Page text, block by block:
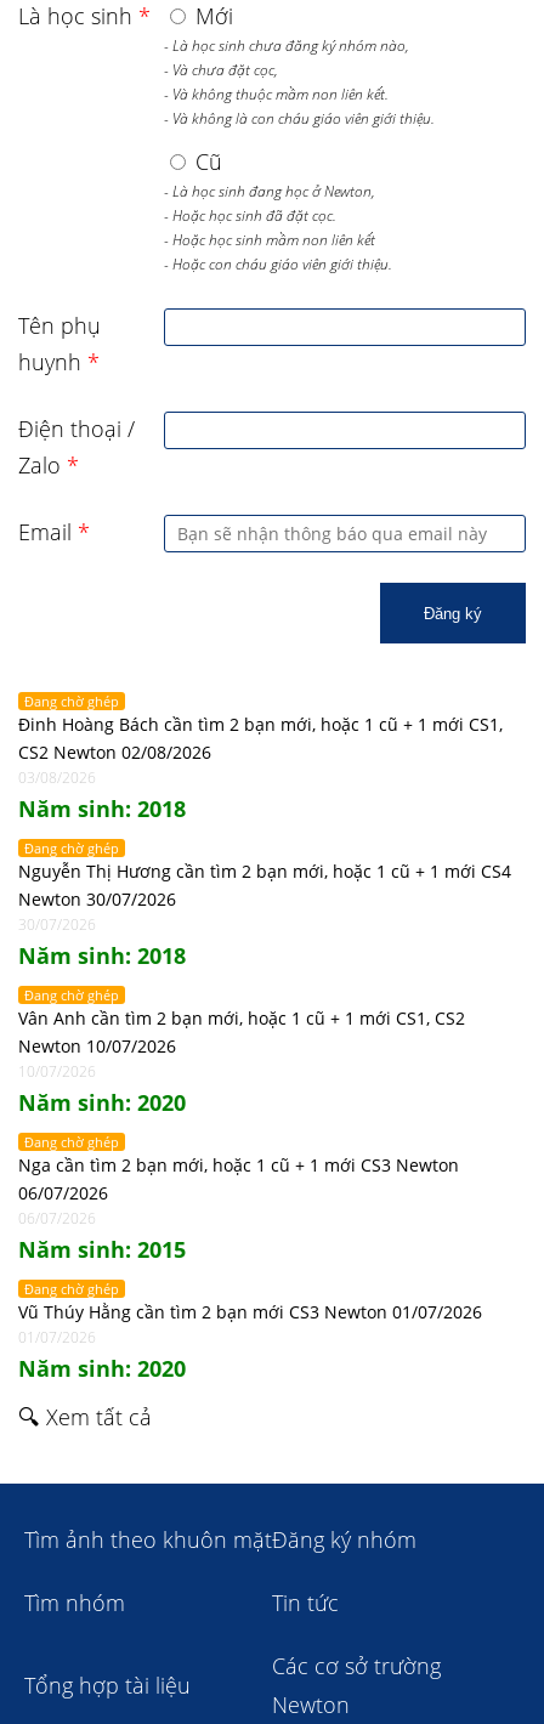
Là học sinh * Mới
- Là học sinh chưa đăng ký nhóm nào,
- Và chưa đặt cọc,
- Và không thuộc mầm non liên kết.
- Và không là con cháu giáo viên giới thiệu.
Cũ
- Là học sinh đang học ở Newton,
- Hoặc học sinh đã đặt cọc.
- Hoặc học sinh mầm non liên kết
- Hoặc con cháu giáo viên giới thiệu.
Tên phụ
huynh *
Điện thoại /
Zalo *
Email *
Đăng ký
Đang chờ ghép
Đinh Hoàng Bách cần tìm 2 bạn mới, hoặc 1 cũ + 1 mới CS1,
CS2 Newton 02/08/2026
03/08/2026
Năm sinh: 2018
Đang chờ ghép
Nguyễn Thị Hương cần tìm 2 bạn mới, hoặc 1 cũ + 1 mới CS4
Newton 30/07/2026
30/07/2026
Năm sinh: 2018
Đang chờ ghép
Vân Anh cần tìm 2 bạn mới, hoặc 1 cũ + 1 mới CS1, CS2
Newton 10/07/2026
10/07/2026
Năm sinh: 2020
Đang chờ ghép
Nga cần tìm 2 bạn mới, hoặc 1 cũ + 1 mới CS3 Newton
06/07/2026
06/07/2026
Năm sinh: 2015
Đang chờ ghép
Vũ Thúy Hằng cần tìm 2 bạn mới CS3 Newton 01/07/2026
01/07/2026
Năm sinh: 2020
🔍 Xem tất cả
Tìm ảnh theo khuôn mặtĐăng ký nhóm
Tìm nhóm Tin tức
Tổng hợp tài liệu
Các cơ sở trường
Newton